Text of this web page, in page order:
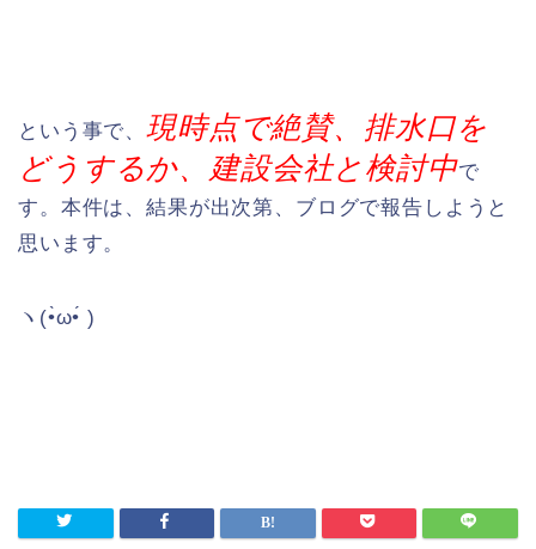
という事で、現時点で絶賛、排水口を
どうするか、建設会社と検討中で
す。本件は、結果が出次第、ブログで報告しようと
思います。
ヽ(•̀ω•́ )ゝ